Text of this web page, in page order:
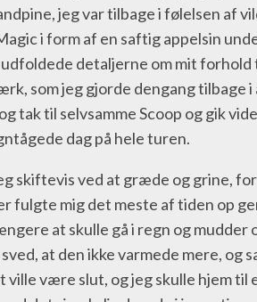
jeg var tilbage i følelsen af
i form af en saftig appelsin
detaljerne om mit forhold
som jeg gjorde dengang tilbage
tak til selvsamme Scoop og gik
dag på hele turen.
skiftevis ved at græde og grine,
fulgte mig det meste af tiden op
at skulle gå i regn og mudder
at den ikke varmede mere, og
ville være slut, og jeg skulle hjem til